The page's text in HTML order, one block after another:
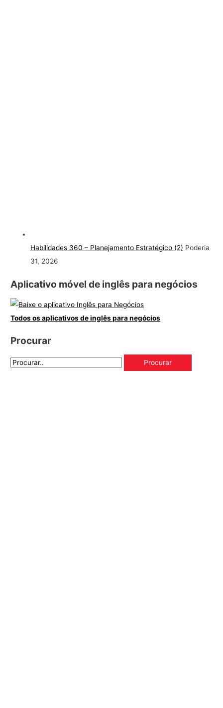
Habilidades 360 – Planejamento Estratégico (2) Poderia
31, 2026
Aplicativo móvel de inglês para negócios
Todos os aplicativos de inglês para negócios
Procurar